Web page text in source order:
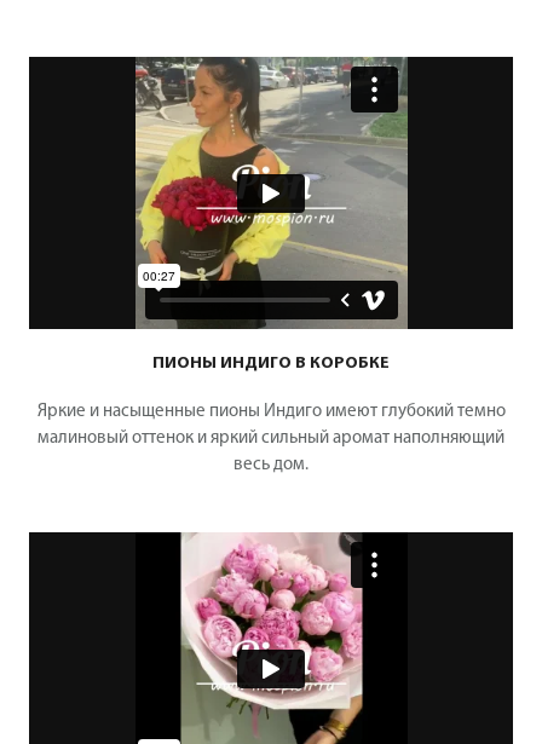
ПИОНЫ ИНДИГО В КОРОБКЕ
Яркие и насыщенные пионы Индиго имеют глубокий темно
малиновый оттенок и яркий сильный аромат наполняющий
весь дом.